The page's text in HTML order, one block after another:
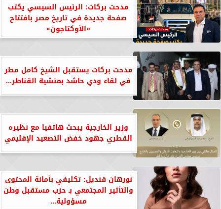
مدحت بركات: الرئيس السيسي يكتب
صفحة جديدة في تاريخ مصر بافتتاح
«الأوكتاجون»
مدحت بركات يستقبل الشيخ كامل مطر
في لقاء ودي حاشد بمنشية القناطر...
وزير الخارجية يبحث هاتفيا مع نظيره
القطري جهود خفض التصعيد الإقليمي
نورهان قنديل: تكليفي بأمانة المحتوى
والتأثير المجتمعي بـ حزب مستقبل وطن
مسؤولية...